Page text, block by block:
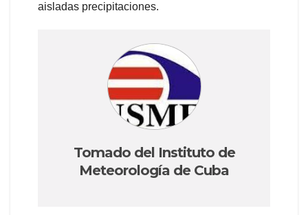
aisladas precipitaciones.
Tomado del Instituto de
Meteorología de Cuba